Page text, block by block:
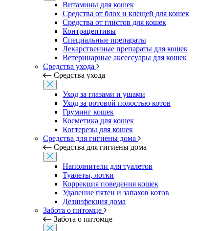
Витамины для кошек
Средства от блох и клещей для кошек
Средства от глистов для кошек
Контрацептивы
Специальные препараты
Лекарственные препараты для кошек
Ветеринарные аксессуары для кошек
Средства ухода
Средства ухода
Уход за глазами и ушами
Уход за ротовой полостью котов
Груминг кошек
Косметика для кошек
Когтерезы для кошек
Средства для гигиены дома
Средства для гигиены дома
Наполнители для туалетов
Туалеты, лотки
Коррекция поведения кошек
Удаление пятен и запахов котов
Дезинфекция дома
Забота о питомце
Забота о питомце